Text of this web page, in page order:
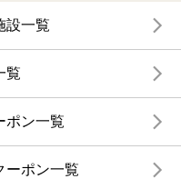
設一覧
覧
ポン一覧
ーポン一覧